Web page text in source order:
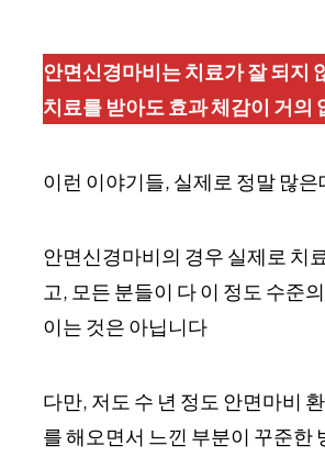
안면신경마비는 치료가 잘 되지
치료를 받아도 효과 체감이 거의
이런 이야기들, 실제로 정말 많은
안면신경마비의 경우 실제로 치
고, 모든 분들이 다 이 정도 수준
이는 것은 아닙니다
다만, 저도 수 년 정도 안면마비
를 해오면서 느낀 부분이 꾸준한